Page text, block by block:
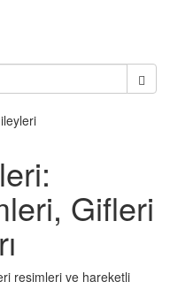
Gifleri
resimleri ve hareketli